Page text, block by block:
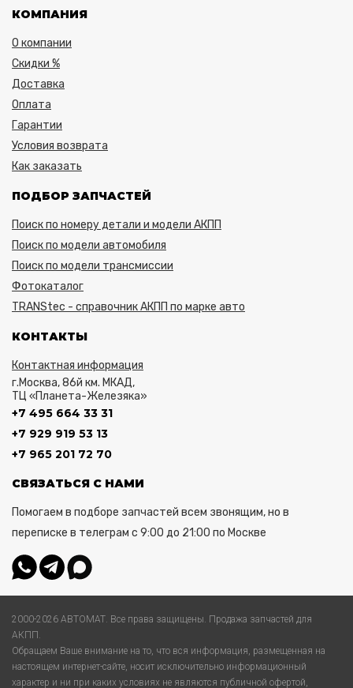
КОМПАНИЯ
О компании
Скидки %
Доставка
Оплата
Гарантии
Условия возврата
Как заказать
ПОДБОР ЗАПЧАСТЕЙ
Поиск по номеру детали и модели АКПП
Поиск по модели автомобиля
Поиск по модели трансмиссии
Фотокаталог
TRANStec - справочник АКПП по марке авто
КОНТАКТЫ
Контактная информация
г.Москва, 86й км. МКАД,
ТЦ «Планета-Железяка»
+7 495 664 33 31
+7 929 919 53 13
+7 965 201 72 70
СВЯЗАТЬСЯ С НАМИ
Помогаем в подборе запчастей всем звонящим, но в
переписке в телеграм с 9:00 до 21:00 по Москве
2000-2026 АВТОМАТ. Все права защищены. Продажа запчастей для
АКПП.
Обращаем Ваше внимание на то, что вся информация, размещенная на
настоящем интернет-сайте, носит исключительно информационный
характер и ни при каких условиях не являются публичной офертой,